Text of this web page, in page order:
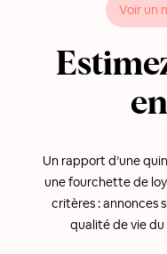
Voir un
en
Un rapport d’une
une fourchette de
critères : annonces
qualité de vie du